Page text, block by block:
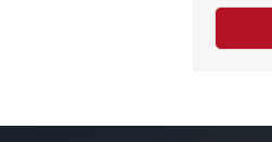
福井县